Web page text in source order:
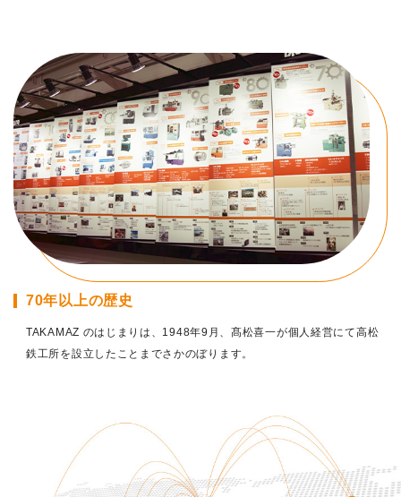
70年以上の歴史
TAKAMAZ のはじまりは、1948年9月、髙松喜一が個人経営にて高松
鉄工所を設立したことまでさかのぼります。